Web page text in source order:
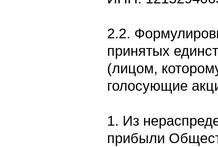
2.2.
принятых
(лицом,
голосующие
1. Из
прибыли